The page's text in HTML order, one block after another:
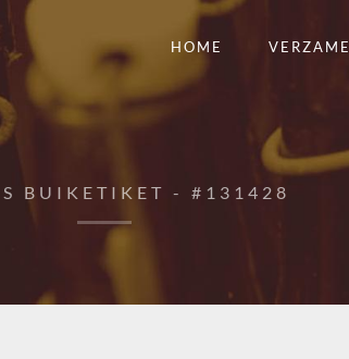
HOME
BUIKETIKET - #131428